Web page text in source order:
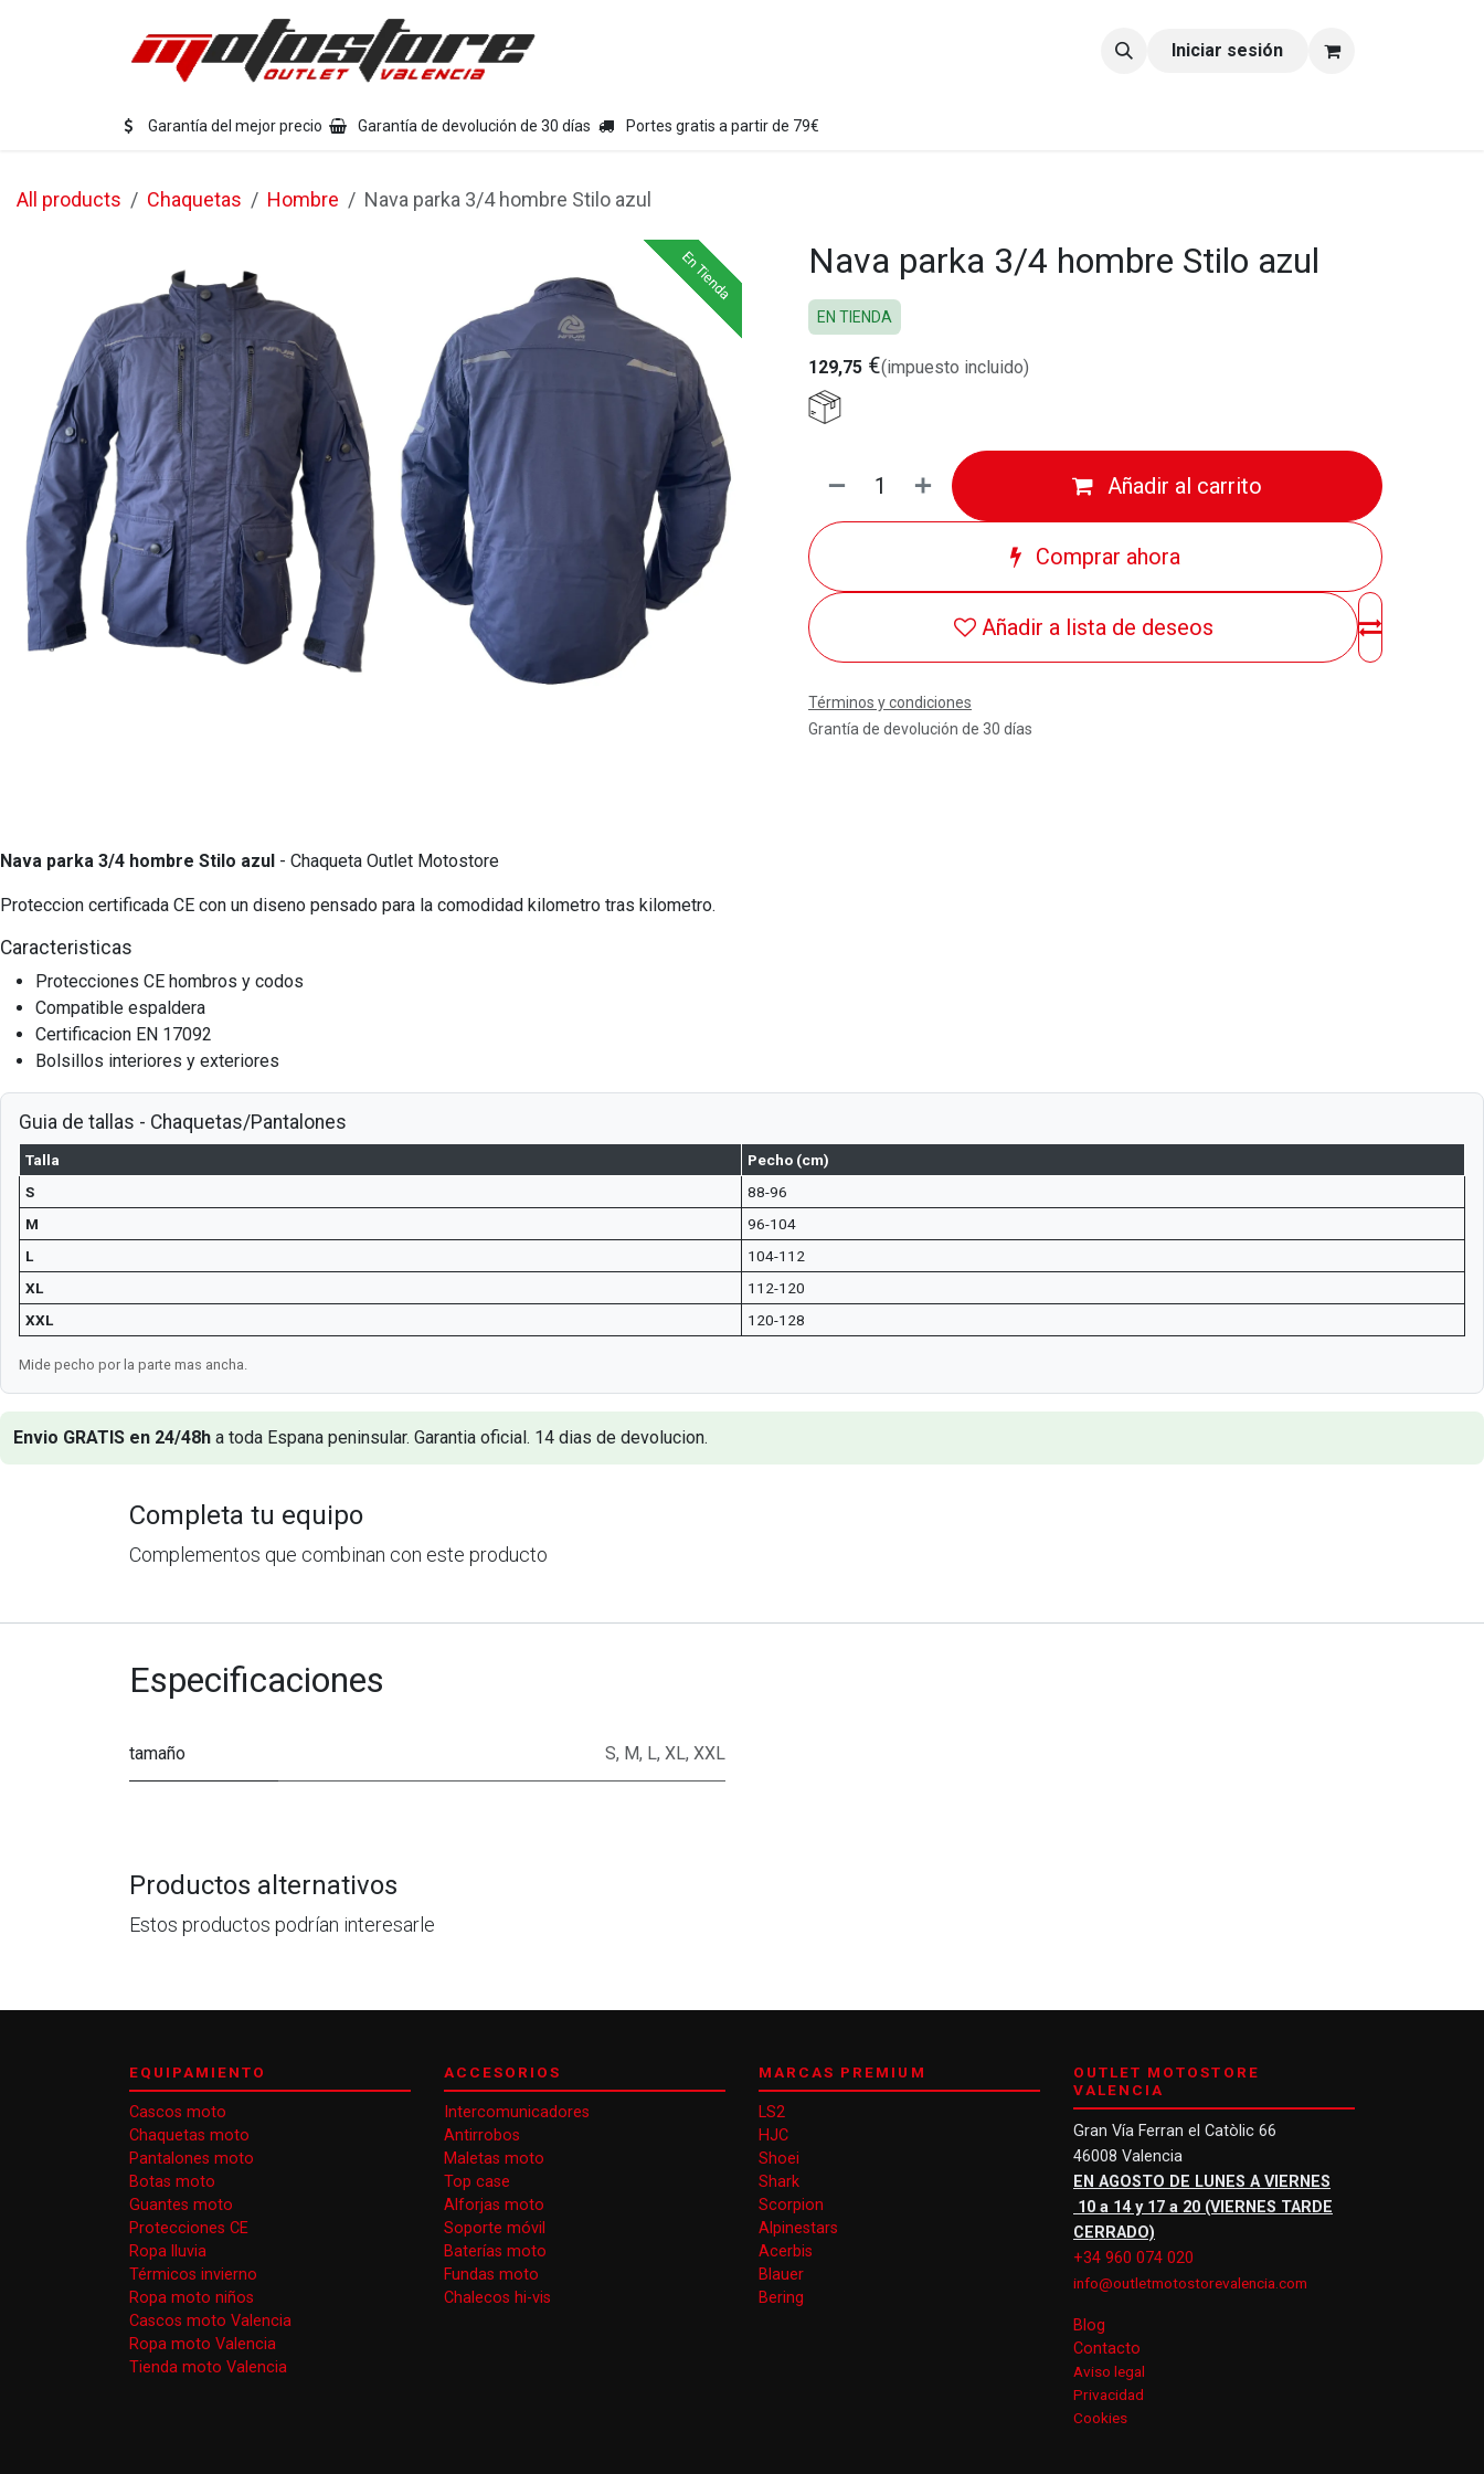
Equipamiento moto Iniciar sesión
Garantía del mejor precio Garantía de devolución de 30 días Portes gratis a partir de 79€
All products Chaquetas Hombre Nava parka 3/4 hombre Stilo azul
En Tienda
En Tienda
En Tienda Nava parka 3/4 hombre Stilo azul
EN TIENDA
129,75 €(impuesto incluido)
Añadir al carrito
Comprar ahora
Añadir a lista de deseos
Términos y condiciones
Grantía de devolución de 30 días
Nava parka 3/4 hombre Stilo azul - Chaqueta Outlet Motostore
Proteccion certificada CE con un diseno pensado para la comodidad kilometro tras kilometro.
Caracteristicas
Protecciones CE hombros y codos
Compatible espaldera
Certificacion EN 17092
Bolsillos interiores y exteriores
Guia de tallas - Chaquetas/Pantalones
Talla
Pecho (cm)
S
88-96
M
96-104
L
104-112
XL
112-120
XXL
120-128
Mide pecho por la parte mas ancha.
Envio GRATIS en 24/48h a toda Espana peninsular. Garantia oficial. 14 dias de devolucion.
Completa tu equipo
Complementos que combinan con este producto
Especificaciones
tamaño S, M, L, XL, XXL
Productos alternativos
Estos productos podrían interesarle
EQUIPAMIENTO
Cascos moto
Chaquetas moto
Pantalones moto
Botas moto
Guantes moto
Protecciones CE
Ropa lluvia
Térmicos invierno
Ropa moto niños
Cascos moto Valencia
Ropa moto Valencia
Tienda moto Valencia
ACCESORIOS
Intercomunicadores
Antirrobos
Maletas moto
Top case
Alforjas moto
Soporte móvil
Baterías moto
Fundas moto
Chalecos hi-vis
MARCAS PREMIUM
LS2
HJC
Shoei
Shark
Scorpion
Alpinestars
Acerbis
Blauer
Bering
OUTLET MOTOSTORE
VALENCIA
Gran Vía Ferran el Catòlic 66
46008 Valencia
EN AGOSTO DE LUNES A VIERNES
10 a 14 y 17 a 20 (VIERNES TARDE
CERRADO)
+34 960 074 020
info@outletmotostorevalencia.com
Blog
Contacto
Aviso legal
Privacidad
Cookies